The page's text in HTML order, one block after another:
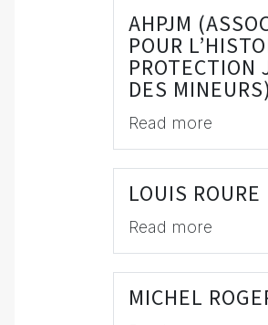
AHPJM
POUR
PROTECTION
DES MINEURS)
Read more
LOUIS ROURE
Read more
MICHEL